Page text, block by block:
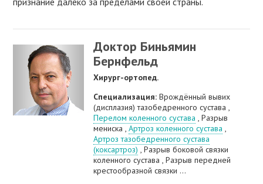
Доктор Биньямин
Бернфельд
Хирург-ортопед.
Специализация:Врождённый вывих
(дисплазия) тазобедренного сустава ,
Перелом коленного сустава , Разрыв
мениска ,Артроз коленного сустава ,
Артроз тазобедренного сустава
(коксартроз) , Разрыв боковой связки
коленного сустава , Разрыв передней
крестообразной связки ...